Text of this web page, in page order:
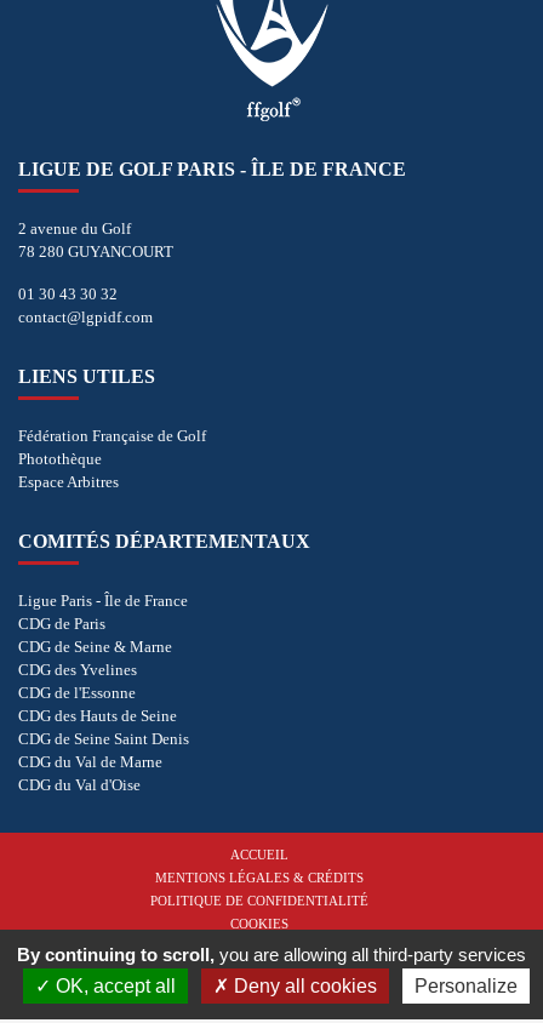
LIGUE DE GOLF PARIS - ÎLE DE FRANCE
2 avenue du Golf
78 280 GUYANCOURT
01 30 43 30 32
contact@lgpidf.com
LIENS UTILES
Fédération Française de Golf
Photothèque
Espace Arbitres
COMITÉS DÉPARTEMENTAUX
Ligue Paris - Île de France
CDG de Paris
CDG de Seine & Marne
CDG des Yvelines
CDG de l'Essonne
CDG des Hauts de Seine
CDG de Seine Saint Denis
CDG du Val de Marne
CDG du Val d'Oise
ACCUEIL
MENTIONS LÉGALES & CRÉDITS
POLITIQUE DE CONFIDENTIALITÉ
COOKIES
Copyright © 2026 - Ligue de Golf Paris - Île de France. Tous droits réservés.Réalisation
vt-design
By continuing to scroll, you are allowing all third-party services
OK, accept all
Deny all cookies Personalize